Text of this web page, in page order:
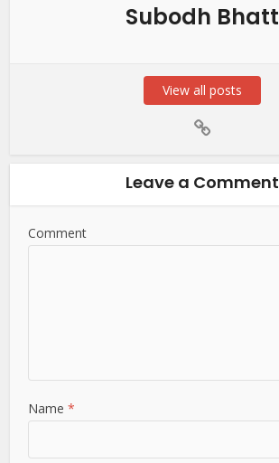
Subodh Bhatt
View all posts
Leave a Comment
Comment
Name*